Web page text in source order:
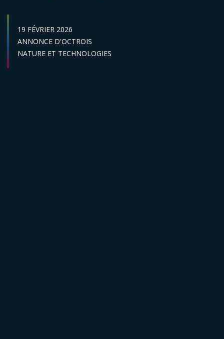
DATE DE PUBLICATION :
19 FÉVRIER 2026
Catégories :
ANNONCE D'OCTROIS
Secteur :
NATURE ET TECHNOLOGIES